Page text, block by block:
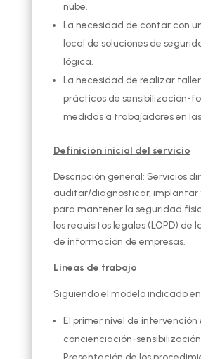
nube.
La necesidad de contar con
local de soluciones de
lógica.
La necesidad de realizar
prácticos de sensibilización-
medidas a trabajadores en
Definición inicial del servicio
Descripción general: Servicios
auditar/diagnosticar, implantar
para mantener la seguridad
los requisitos legales (LOPD) de
de información de empresas.
Líneas de trabajo
Siguiendo el modelo indicado
El primer nivel de intervención
concienciación-